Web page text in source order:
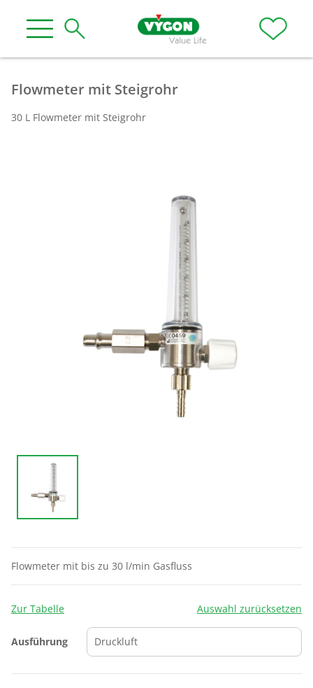
Flowmeter mit Steigrohr
30 L Flowmeter mit Steigrohr
Flowmeter mit bis zu 30 l/min Gasfluss
Zur Tabelle Auswahl zurücksetzen
Ausführung